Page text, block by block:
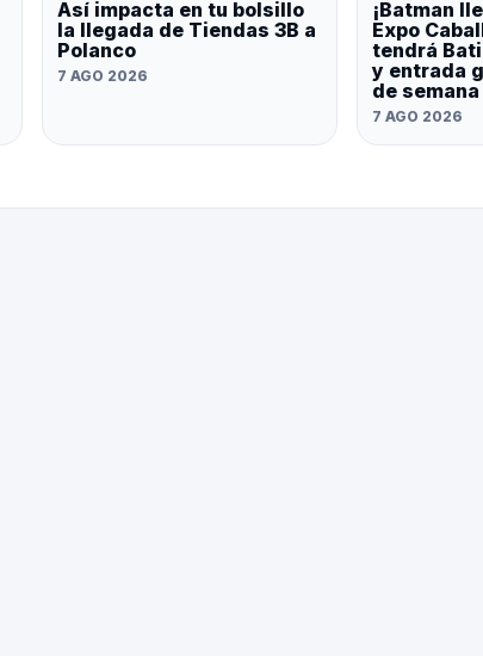
Así impacta en tu bolsillo
la llegada de Tiendas 3B a
Polanco
7 AGO 2026
¡Batman
Expo
tendrá
y entrada
de semana
7 AGO 2026